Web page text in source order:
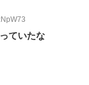
ていたな